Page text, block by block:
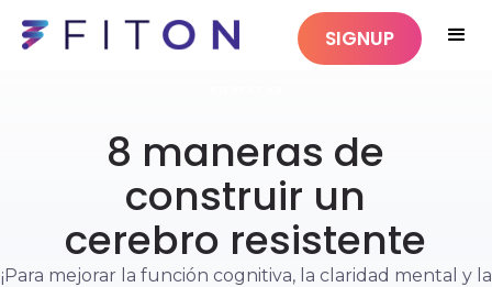
SIGNUP
8 maneras de
construir un
cerebro resistente
¡Para mejorar la función cognitiva, la claridad mental y la